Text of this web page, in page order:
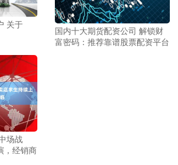
关于
国内十大期货配资公司 解锁财
富密码：推荐靠谱股票配资平台
场战
，经销商